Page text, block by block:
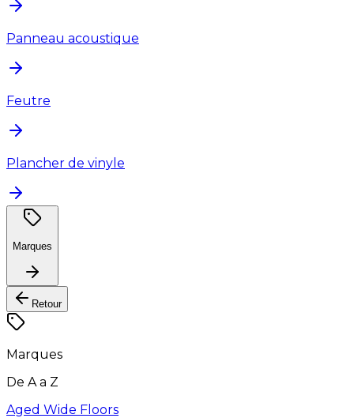
Panneau acoustique
Feutre
Plancher de vinyle
Marques
Retour
Marques
De A a Z
Aged Wide Floors